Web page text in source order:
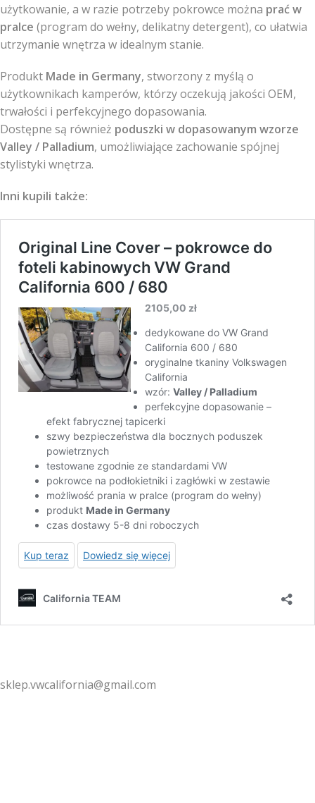
użytkowanie, a w razie potrzeby pokrowce można prać w
pralce (program do wełny, delikatny detergent), co ułatwia
utrzymanie wnętrza w idealnym stanie.
Produkt Made in Germany, stworzony z myślą o
użytkownikach kamperów, którzy oczekują jakości OEM,
trwałości i perfekcyjnego dopasowania.
Dostępne są również poduszki w dopasowanym wzorze
Valley / Palladium, umożliwiające zachowanie spójnej
stylistyki wnętrza.
Inni kupili także:
sklep.vwcalifornia@gmail.com